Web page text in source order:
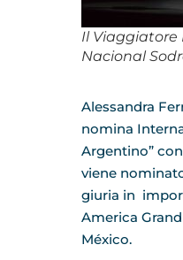
Il Viaggiatore
Nacional
Alessandra
nomina
Argentino”
viene
giuria in
America
México.